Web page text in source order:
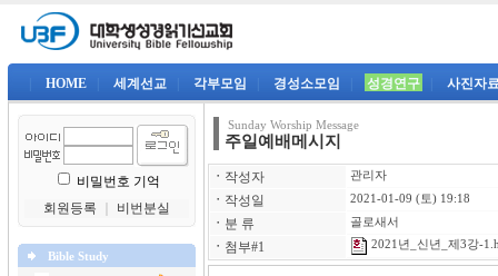
HOME 세계선교 각부모임 경성소모임 성경연구 사진자
비밀번호 기억
회원등록
비번분실
Bible Study
Sunday Worship Message
주일예배메시지
ㆍ 작성자 관리자
ㆍ 작성일 2021-01-09 (토) 19:18
ㆍ 분 류 골로새서
ㆍ 첨부#1 2021년_신년_제3강-